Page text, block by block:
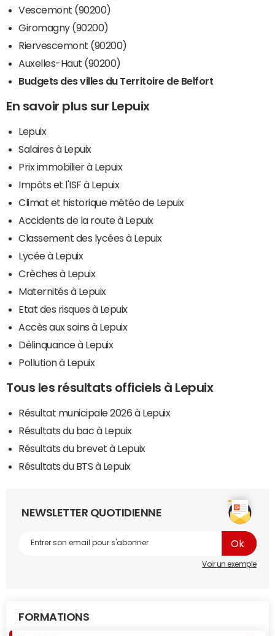
Vescemont (90200)
Giromagny (90200)
Riervescemont (90200)
Auxelles-Haut (90200)
Budgets des villes du Territoire de Belfort
En savoir plus sur Lepuix
Lepuix
Salaires à Lepuix
Prix immobilier à Lepuix
Impôts et l'ISF à Lepuix
Climat et historique météo de Lepuix
Accidents de la route à Lepuix
Classement des lycées à Lepuix
Lycée à Lepuix
Crèches à Lepuix
Maternités à Lepuix
Etat des risques à Lepuix
Accès aux soins à Lepuix
Délinquance à Lepuix
Pollution à Lepuix
Tous les résultats officiels à Lepuix
Résultat municipale 2026 à Lepuix
Résultats du bac à Lepuix
Résultats du brevet à Lepuix
Résultats du BTS à Lepuix
NEWSLETTER QUOTIDIENNE
Voir un exemple
FORMATIONS